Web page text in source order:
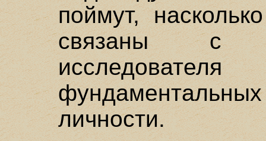
поймут,
связаны с
личности.